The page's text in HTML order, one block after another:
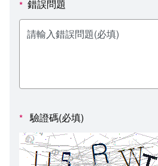
教學媒體處
電算中心
人事室
意見信箱
各單位意見信箱
諮詢信箱進度查詢
影音資訊
* 錯誤問題
* 驗證碼(必填)